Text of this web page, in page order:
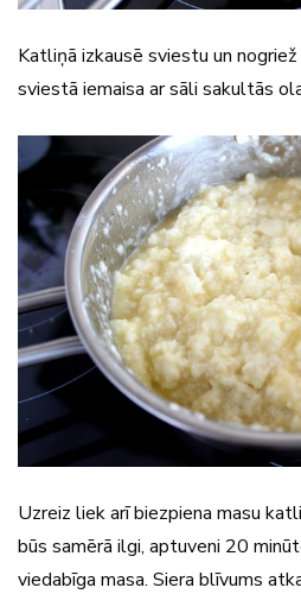
Katliņā izkausē sviestu un nogriež
sviestā iemaisa ar sāli sakultās
Uzreiz liek arī biezpiena masu
būs samērā ilgi, aptuveni 20
viedabīga masa. Siera blīvums